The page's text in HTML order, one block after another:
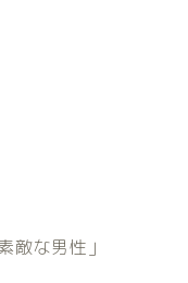
敵な男性」